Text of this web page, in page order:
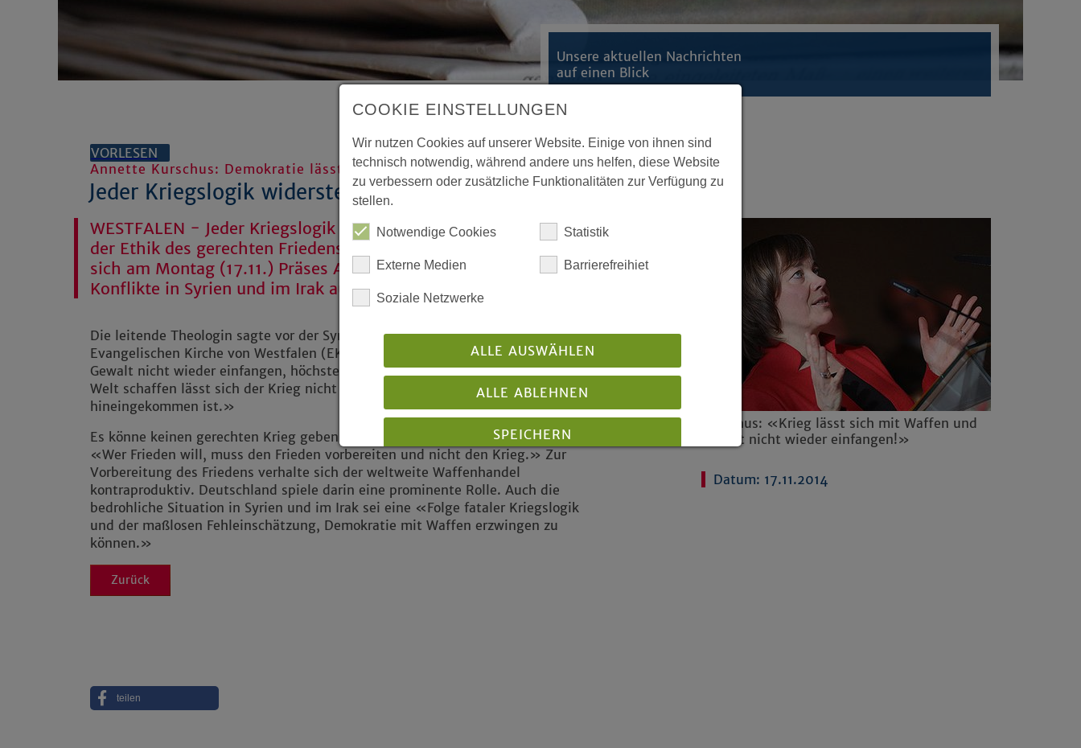
Unsere aktuellen Nachrichten
auf einen Blick
VORLESEN
Annette Kurschus: Demokratie lässt sich nicht mit Waffen erzwingen
Jeder Kriegslogik widerstehen
WESTFALEN - Jeder Kriegslogik klar widerstehen und konsequent
der Ethik des gerechten Friedens Gehör verschaffen – dafür hat
sich am Montag (17.11.) Präses Annette Kurschus angesichts der
Konflikte in Syrien und im Irak ausgesprochen.
Die leitende Theologin sagte vor der Synode, dem «Kirchenparlament» der
Evangelischen Kirche von Westfalen (EKvW), der Krieg lasse sich mit Waffen und
Gewalt nicht wieder einfangen, höchstens abbrechen oder verzögern. «Aus der
Welt schaffen lässt sich der Krieg nicht auf dem gleichen Wege, wie er
hineingekommen ist.»
Es könne keinen gerechten Krieg geben, sondern nur einen gerechten Frieden.
«Wer Frieden will, muss den Frieden vorbereiten und nicht den Krieg.» Zur
Vorbereitung des Friedens verhalte sich der weltweite Waffenhandel
kontraproduktiv. Deutschland spiele darin eine prominente Rolle. Auch die
bedrohliche Situation in Syrien und im Irak sei eine «Folge fataler Kriegslogik
und der maßlosen Fehleinschätzung, Demokratie mit Waffen erzwingen zu
können.»
Zurück
Kurschus: «Krieg lässt sich mit Waffen und
Gewalt nicht wieder einfangen!»
Datum: 17.11.2014
teilen
COOKIE EINSTELLUNGEN
Wir nutzen Cookies auf unserer Website. Einige von ihnen sind
technisch notwendig, während andere uns helfen, diese Website
zu verbessern oder zusätzliche Funktionalitäten zur Verfügung zu
stellen.
Notwendige Cookies Statistik
Externe Medien Barrierefreihiet
Soziale Netzwerke
ALLE AUSWÄHLEN
ALLE ABLEHNEN
SPEICHERN
Details anzeigen
Impressum |Datenschutz